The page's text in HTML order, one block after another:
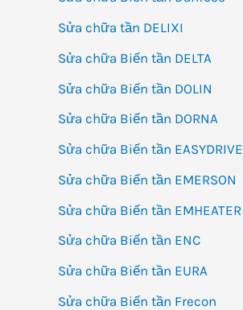
Sửa chữa tần DELIXI
Sửa chữa Biến tần DELTA
Sửa chữa Biến tần DOLIN
Sửa chữa Biến tần DORNA
Sửa chữa Biến tần EASYDRIVE
Sửa chữa Biến tần EMERSON
Sửa chữa Biến tần EMHEATER
Sửa chữa Biến tần ENC
Sửa chữa Biến tần EURA
Sửa chữa Biến tần Frecon